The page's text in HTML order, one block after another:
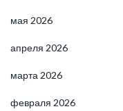
мая 2026
апреля 2026
марта 2026
февраля 2026